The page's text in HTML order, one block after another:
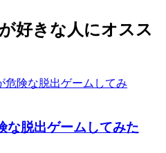
好きな人にオスス
な脱出ゲームしてみた